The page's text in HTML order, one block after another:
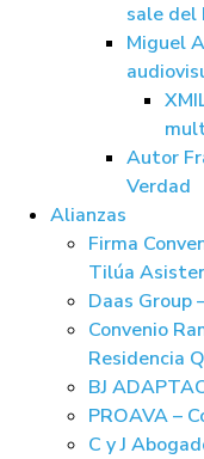
sale del
Miguel
Autor
Verdad
Alianzas
Firma
Tilúa
Daas Group
Convenio
Residencia
BJ
PROAVA –
C y J